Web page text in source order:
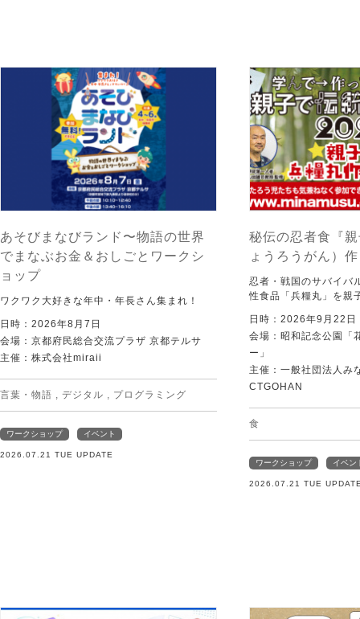
あそびまなびランド〜物語の世界
でまなぶお金＆おしごとワークシ
ョップ
ワクワク大好きな年中・年長さん集まれ！
日時：2026年8月7日
会場：京都府民総合交流プラザ 京都テルサ
主催：株式会社miraii
言葉・物語 デジタル プログラミング
ワークショップ イベント
2026.07.21 TUE UPDATE
秘伝の忍者食『
ょうろうがん）
忍者・戦国のサバイバ
性食品「兵糧丸」を親
日時：2026年9月22日
会場：昭和記念公園「
ー」
主催：一般社団法人み
CTGOHAN
食
ワークショップ イベン
2026.07.21 TUE